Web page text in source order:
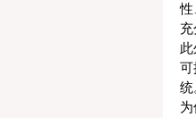
性
充
可
统